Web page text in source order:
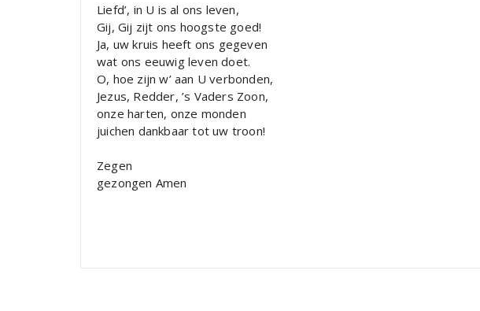
Liefd’, in U is al ons leven,
Gij, Gij zijt ons hoogste goed!
Ja, uw kruis heeft ons gegeven
wat ons eeuwig leven doet.
O, hoe zijn w’ aan U verbonden,
Jezus, Redder, ’s Vaders Zoon,
onze harten, onze monden
juichen dankbaar tot uw troon!
Zegen
gezongen Amen